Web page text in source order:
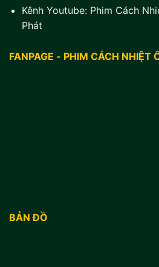
Kênh Youtube: Phim Cách
Phát
FANPAGE - PHIM CÁCH NHIỆT
BẢN ĐỒ